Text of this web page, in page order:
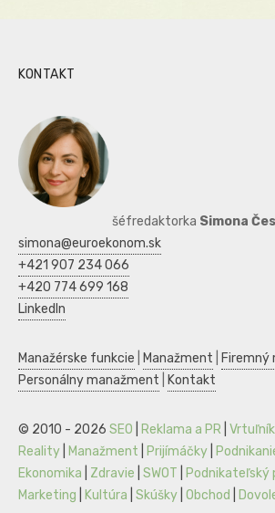
KONTAKT
šéfredaktorka Simona
simona@euroekonom.sk
+421 907 234 066
+420 774 699 168
LinkedIn
Manažérske funkcie Manažment Firemný
Personálny manažment
Kontakt
© 2010 - 2026 SEO Reklama a PR
Reality
Manažment Prijímáčky
Ekonomika
Zdravie SWOT Podnikateľský
Marketing
Kultúra Skúšky Obchod